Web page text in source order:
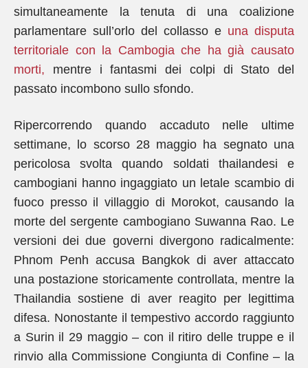
simultaneamente la tenuta di una coalizione
parlamentare sull’orlo del collasso e una disputa
territoriale con la Cambogia che ha già causato
morti, mentre i fantasmi dei colpi di Stato del
passato incombono sullo sfondo.
Ripercorrendo quando accaduto nelle ultime
settimane, lo scorso 28 maggio ha segnato una
pericolosa svolta quando soldati thailandesi e
cambogiani hanno ingaggiato un letale scambio di
fuoco presso il villaggio di Morokot, causando la
morte del sergente cambogiano Suwanna Rao. Le
versioni dei due governi divergono radicalmente:
Phnom Penh accusa Bangkok di aver attaccato
una postazione storicamente controllata, mentre la
Thailandia sostiene di aver reagito per legittima
difesa. Nonostante il tempestivo accordo raggiunto
a Surin il 29 maggio – con il ritiro delle truppe e il
rinvio alla Commissione Congiunta di Confine – la